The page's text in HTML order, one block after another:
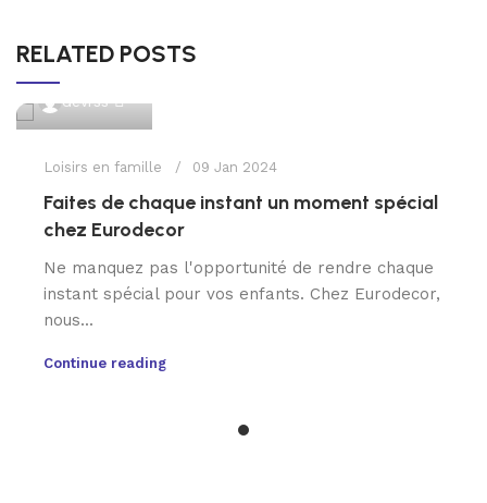
RELATED POSTS
devrss
Loisirs en famille 09 Jan 2024
Faites de chaque instant un moment spécial
chez Eurodecor
Ne manquez pas l'opportunité de rendre chaque
instant spécial pour vos enfants. Chez Eurodecor,
nous...
Continue reading